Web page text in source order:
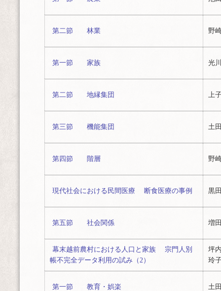
第二節 林業 野
第一節 家族 光
第二節 地縁集団 上
第三節 機能集団 土
第四節 階層 野
現代社会における民間医療 断食医療の事例 黒
第五節 社会関係 増
幕末越前農村における人口と家族 宗門人別
帳不完全データ利用の試み（2）
坪
玲
第一節 教育・娯楽 土